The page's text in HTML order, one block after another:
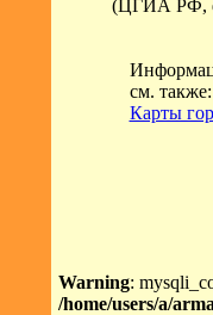
(ЦГИА РФ,
см.
Карты
Warning:
/home/users/a/